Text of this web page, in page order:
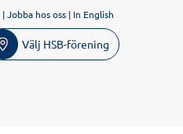
|Jobba hos oss | In English
Välj HSB-förening